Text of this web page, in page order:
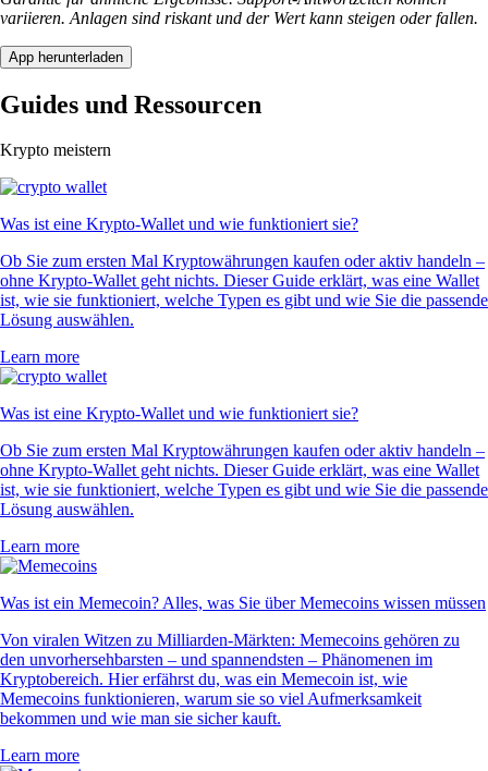
variieren. Anlagen sind riskant und der Wert kann steigen oder fallen.
App herunterladen
Guides und Ressourcen
Krypto meistern
Was ist eine Krypto-Wallet und wie funktioniert sie?
Ob Sie zum ersten Mal Kryptowährungen kaufen oder aktiv handeln –
ohne Krypto-Wallet geht nichts. Dieser Guide erklärt, was eine Wallet
ist, wie sie funktioniert, welche Typen es gibt und wie Sie die passende
Lösung auswählen.
Learn more
Was ist eine Krypto-Wallet und wie funktioniert sie?
Ob Sie zum ersten Mal Kryptowährungen kaufen oder aktiv handeln –
ohne Krypto-Wallet geht nichts. Dieser Guide erklärt, was eine Wallet
ist, wie sie funktioniert, welche Typen es gibt und wie Sie die passende
Lösung auswählen.
Learn more
Was ist ein Memecoin? Alles, was Sie über Memecoins wissen müssen
Von viralen Witzen zu Milliarden-Märkten: Memecoins gehören zu
den unvorhersehbarsten – und spannendsten – Phänomenen im
Kryptobereich. Hier erfährst du, was ein Memecoin ist, wie
Memecoins funktionieren, warum sie so viel Aufmerksamkeit
bekommen und wie man sie sicher kauft.
Learn more